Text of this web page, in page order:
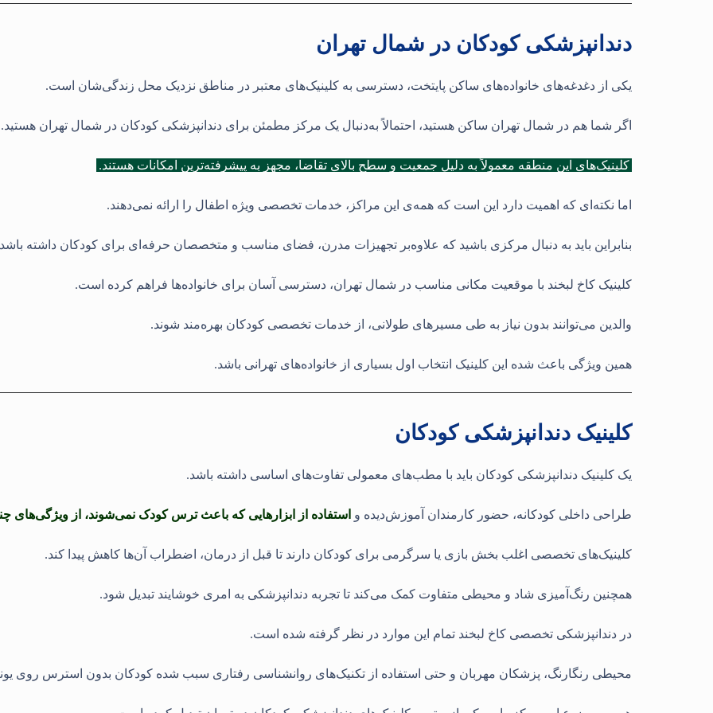
دندانپزشکی کودکان در شمال تهران
یکی از دغدغه‌های خانواده‌های ساکن پایتخت، دسترسی به کلینیک‌های معتبر در مناطق نزدیک محل زندگی‌شان است.
اگر شما هم در شمال تهران ساکن هستید، احتمالاً به‌دنبال یک مرکز مطمئن برای دندانپزشکی کودکان در شمال تهران هستید.
کلینیک‌های این منطقه معمولاً به دلیل جمعیت و سطح بالای تقاضا، مجهز به پیشرفته‌ترین امکانات هستند.
اما نکته‌ای که اهمیت دارد این است که همه‌ی این مراکز، خدمات تخصصی ویژه اطفال را ارائه نمی‌دهند.
بنابراین باید به دنبال مرکزی باشید که علاوه‌بر تجهیزات مدرن، فضای مناسب و متخصصان حرفه‌ای برای کودکان داشته باشد
کلینیک کاخ لبخند با موقعیت مکانی مناسب در شمال تهران، دسترسی آسان برای خانواده‌ها فراهم کرده است.
والدین می‌توانند بدون نیاز به طی مسیرهای طولانی، از خدمات تخصصی کودکان بهره‌مند شوند.
همین ویژگی باعث شده این کلینیک انتخاب اول بسیاری از خانواده‌های تهرانی باشد.
کلینیک دندانپزشکی کودکان
یک کلینیک دندانپزشکی کودکان باید با مطب‌های معمولی تفاوت‌های اساسی داشته باشد.
طراحی داخلی کودکانه، حضور کارمندان آموزش‌دیده و استفاده از ابزارهایی که باعث ترس کودک نمی‌شوند، از ویژگی‌های
کلینیک‌های تخصصی اغلب بخش بازی یا سرگرمی برای کودکان دارند تا قبل از درمان، اضطراب آن‌ها کاهش پیدا کند.
همچنین رنگ‌آمیزی شاد و محیطی متفاوت کمک می‌کند تا تجربه دندانپزشکی به امری خوشایند تبدیل شود.
در دندانپزشکی تخصصی کاخ لبخند تمام این موارد در نظر گرفته شده است.
محیطی رنگارنگ، پزشکان مهربان و حتی استفاده از تکنیک‌های روانشناسی رفتاری سبب شده کودکان بدون استرس روی